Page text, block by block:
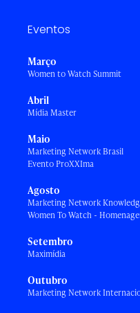
Eventos
Março
Women to Watch Summit
Abril
Mídia Master
Maio
Marketing Network Brasil
Evento ProXXIma
Agosto
Marketing Network
Women To Watch -
Setembro
Maximídia
Outubro
Marketing Network